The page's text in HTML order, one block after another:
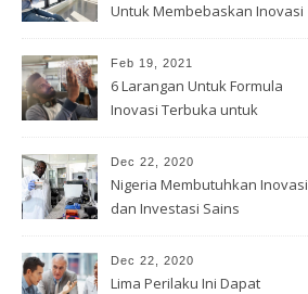
Untuk Membebaskan Inovasi
Feb 19, 2021
6 Larangan Untuk Formula
Inovasi Terbuka untuk
Dec 22, 2020
Nigeria Membutuhkan Inovasi
dan Investasi Sains
Dec 22, 2020
Lima Perilaku Ini Dapat